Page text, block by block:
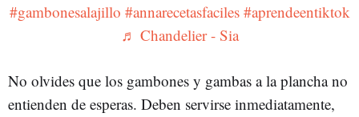
#gambonesalajillo #annarecetasfaciles #aprendeentiktok
♬ Chandelier - Sia
No olvides que los gambones y gambas a la plancha no
entienden de esperas. Deben servirse inmediatamente,